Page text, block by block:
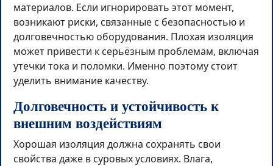
материалов. Если игнорировать этот момент,
возникают риски, связанные с безопасностью и
долговечностью оборудования. Плохая изоляция
может привести к серьёзным проблемам, включая
утечки тока и поломки. Именно поэтому стоит
уделить внимание качеству.
Долговечность и устойчивость к
внешним воздействиям
Хорошая изоляция должна сохранять свои
свойства даже в суровых условиях. Влага,